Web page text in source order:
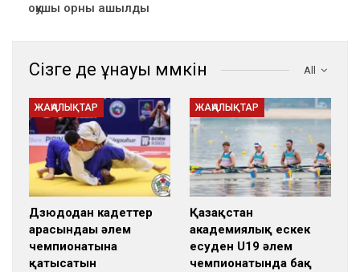
оқушы орны ашылды
All
Сізге де ұнауы мүмкін
ЖАҢАЛЫҚТАР
Дзюдодан кадеттер
арасындағы әлем
чемпионатына
қатысатын
ЖАҢАЛЫҚТАР
Қазақстан
академиялық ескек
есуден U19 әлем
чемпионатында бақ